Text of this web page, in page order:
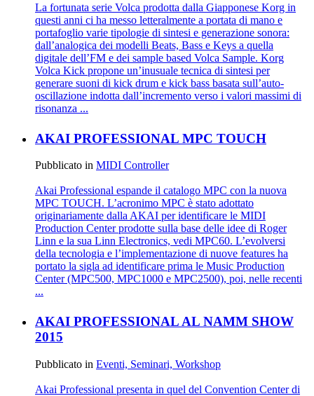
La fortunata serie Volca prodotta dalla Giapponese Korg in
questi anni ci ha messo letteralmente a portata di mano e
portafoglio varie tipologie di sintesi e generazione sonora:
dall’analogica dei modelli Beats, Bass e Keys a quella
digitale dell’FM e dei sample based Volca Sample. Korg
Volca Kick propone un’inusuale tecnica di sintesi per
generare suoni di kick drum e kick bass basata sull’auto-
oscillazione indotta dall’incremento verso i valori massimi di
risonanza ...
AKAI PROFESSIONAL MPC TOUCH
Pubblicato in MIDI Controller
Akai Professional espande il catalogo MPC con la nuova
MPC TOUCH. L’acronimo MPC è stato adottato
originariamente dalla AKAI per identificare le MIDI
Production Center prodotte sulla base delle idee di Roger
Linn e la sua Linn Electronics, vedi MPC60. L’evolversi
della tecnologia e l’implementazione di nuove features ha
portato la sigla ad identificare prima le Music Production
Center (MPC500, MPC1000 e MPC2500), poi, nelle recenti
...
AKAI PROFESSIONAL AL NAMM SHOW
2015
Pubblicato in Eventi, Seminari, Workshop
Akai Professional presenta in quel del Convention Center di